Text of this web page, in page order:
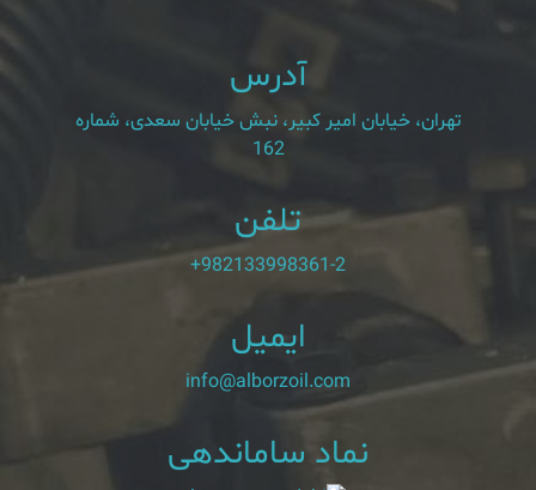
آدرس
تهران، خیابان امیر کبیر، نبش خیابان سعدی، شماره
162
تلفن
+982133998361-2
ایمیل
info@alborzoil.com
نماد ساماندهی